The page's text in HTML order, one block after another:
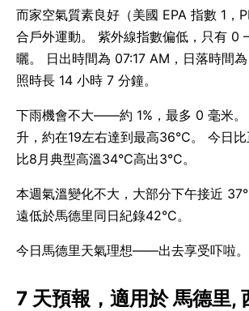
而家空氣質素良好（美國 EPA 指數 1
合戶外運動。 紫外線指數偏低，只有 0
曬。 日出時間為 07:17 AM，日落時間
照時長 14 小時 7 分鐘。
下雨機會不大——約 1%，最多 0 毫米。
升，約在19左右達到最高36°C。 今日
比8月典型高溫34°C高出3°C。
本週氣溫變化不大，大部分下午接近
遠低於馬德里同日紀錄42°C。
今日馬德里天氣理想——出去享受吓啦。
7 天預報，適用於 馬德里